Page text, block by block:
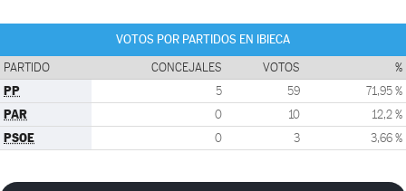
VOTOS POR PARTIDOS EN IBIECA
PARTIDO CONCEJALES VOTOS %
PP 5 59 71,95 %
PAR 0 10 12,2 %
PSOE 0 3 3,66 %